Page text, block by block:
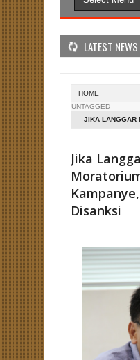
LATEST NEWS
Bengkulu, Berikan
PKS Bengkulu:
HOME
UNTAGGED
JIKA LANGGAR
Jika
Disanksi